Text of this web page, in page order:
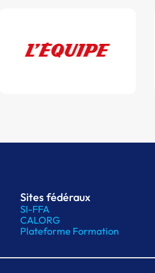
Sites fédéraux
SI-FFA
CALORG
Plateforme Formation